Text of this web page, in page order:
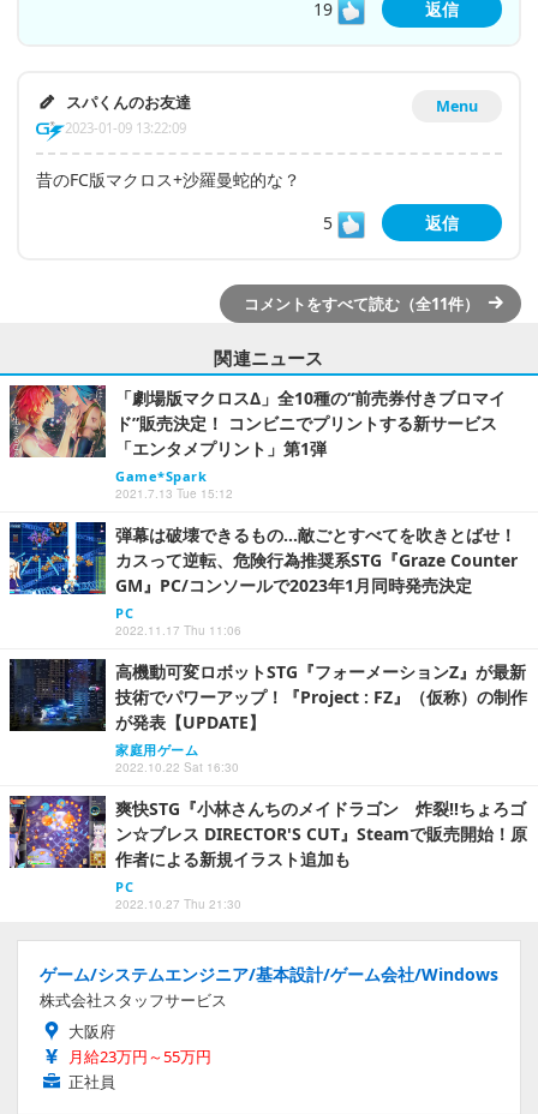
19 返信
Menu
スパくんのお友達
2023-01-09 13:22:09
昔のFC版マクロス+沙羅曼蛇的な？
5
返信
コメントをすべて読む（全11件）
関連ニュース
「劇場版マクロスΔ」全10種の“前売券付きブロマイ
ド”販売決定！ コンビニでプリントする新サービス
「エンタメプリント」第1弾
Game*Spark
2021.7.13 Tue 15:12
弾幕は破壊できるもの…敵ごとすべてを吹きとばせ！
カスって逆転、危険行為推奨系STG『Graze Counter
GM』PC/コンソールで2023年1月同時発売決定
PC
2022.11.17 Thu 11:06
高機動可変ロボットSTG『フォーメーションZ』が最新
技術でパワーアップ！『Project : FZ』（仮称）の制作
が発表【UPDATE】
家庭用ゲーム
2022.10.22 Sat 16:30
爽快STG『小林さんちのメイドラゴン 炸裂!!ちょろゴ
ン☆ブレス DIRECTOR'S CUT』Steamで販売開始！原
作者による新規イラスト追加も
PC
2022.10.27 Thu 21:30
ゲーム/システムエンジニア/基本設計/ゲーム会社/Windows
株式会社スタッフサービス
大阪府
月給23万円～55万円
正社員